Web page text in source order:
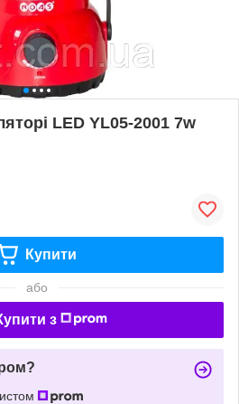
LED YL05-2001 7w
Купити
або
з